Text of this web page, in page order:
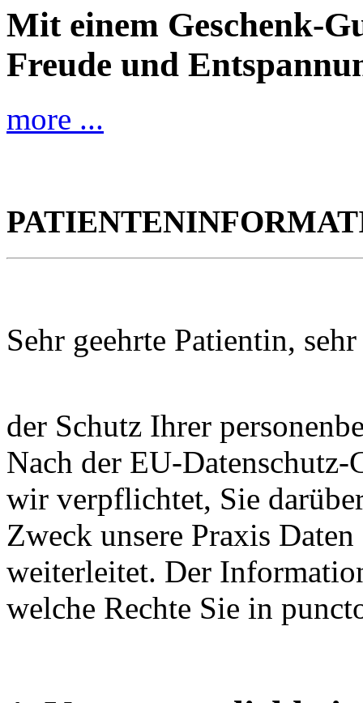
Mit einem Geschenk-
Freude und
more ...
Sehr geehrte Patientin,
der Schutz Ihrer
Nach der EU-
wir verpflichtet, Sie
Zweck unsere Praxis
weiterleitet. Der
welche Rechte Sie in